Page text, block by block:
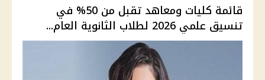
قائمة كليات ومعاهد تقبل من 50% في
تنسيق علمي 2026 لطلاب الثانوية العام...